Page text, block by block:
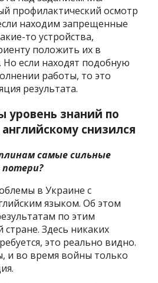
профилактический осмотр
находим запрещенные
то устройства,
положить их в
Но если находят подобную
работы, то это
результата.
уровень знаний по
снизился
самые сильные
в Украине с
языком. Об этом
по этим
Здесь никаких
это реально видно.
и во время войны только